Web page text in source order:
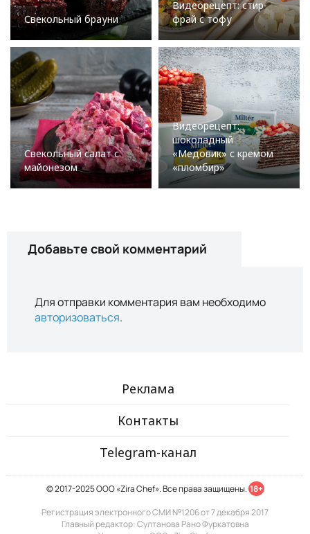
Свекольный брауни
Видеорецепт: стир-
фрай с тофу
Свекольный салат с
майонезом
Видеорецепт:
шоколадный
«Медовик» с кремом
«пломбир»
Добавьте свой комментарий
Для отправки комментария вам необходимо
авторизоваться.
Реклама
Контакты
Telegram-канал
© 2017-2025 ООО «Zira Chef». Все права защищены. 18+
Регистрация электронного СМИ №1206 от 7 декабря 2017
Главный редактор: Султанова Рано Фуркатовна